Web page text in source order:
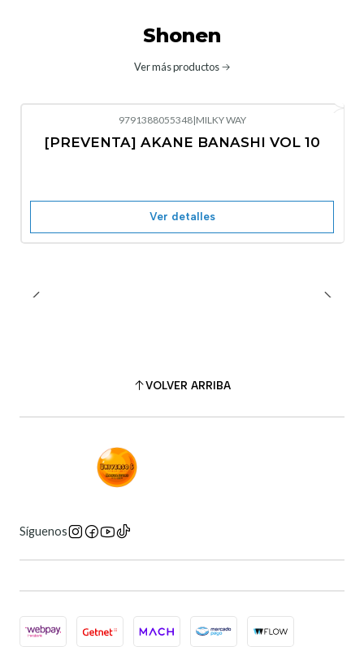
Shonen
Ver más productos
No disponible
9791388055348|MILKY WAY
[PREVENTA] AKANE BANASHI VOL 10
Ver detalles
VOLVER ARRIBA
Síguenos